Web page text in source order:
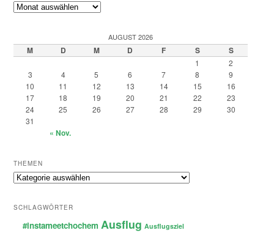
Archiv
AUGUST 2026
M D M D F S S
1
2
3
4 5 6 7 8
9
10
11 12 13 14 15
16
17
18 19 20 21 22
23
24
25 26 27 28 29
30
31
« Nov.
THEMEN
Themen
SCHLAGWÖRTER
#instameetchochem Ausflug Ausflugsziel